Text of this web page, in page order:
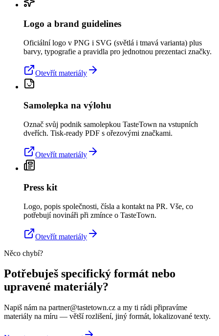
Logo a brand guidelines
Oficiální logo v PNG i SVG (světlá i tmavá varianta) plus
barvy, typografie a pravidla pro jednotnou prezentaci značky.
Otevřít materiály
Samolepka na výlohu
Označ svůj podnik samolepkou TasteTown na vstupních
dveřích. Tisk-ready PDF s ořezovými značkami.
Otevřít materiály
Press kit
Logo, popis společnosti, čísla a kontakt na PR. Vše, co
potřebují novináři při zmínce o TasteTown.
Otevřít materiály
Něco chybí?
Potřebuješ specifický formát nebo
upravené materiály?
Napiš nám na partner@tastetown.cz a my ti rádi připravíme
materiály na míru — větší rozlišení, jiný formát, lokalizované texty.